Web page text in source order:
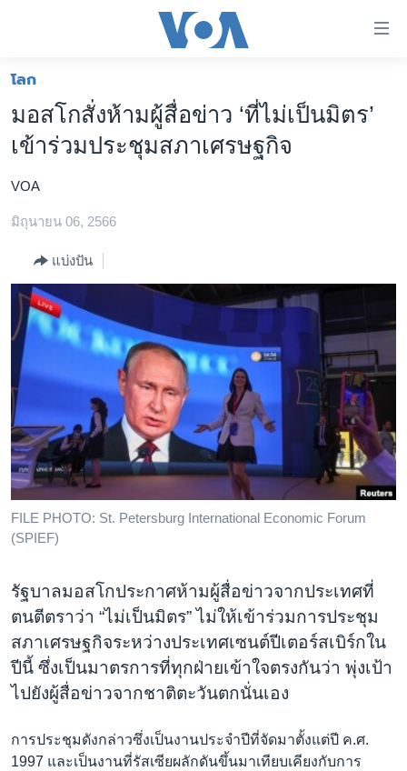
ต่อ
ไป
เนื้อหา
ข้าม
ไป
ข้าม
การ
ค้นหา
หน้าหลัก
โลก
เอเชีย
สหรัฐฯ
ไทย
ธุรกิจ
วิทยาศาสตร์
สังคมและสุขภาพ
ไลฟ์สไตล์
ตรวจสอบข่าว
เรียนรู้ภาษาอังกฤษ
พอดคาสต์
ติดตามเรา
เลือกภาษา
โลก
มอสโกสั่งห้ามผู้สื่อข่าว ‘ที่ไม่เป็นมิตร’
เข้าร่วมประชุมสภาเศรษฐกิจ
VOA
มิถุนายน 06, 2566
แบ่งปัน
FILE PHOTO: St. Petersburg International Economic Forum
(SPIEF)
รัฐบาลมอสโกประกาศห้ามผู้สื่อข่าวจากประเทศที่
ตนตีตราว่า “ไม่เป็นมิตร” ไม่ให้เข้าร่วมการประชุม
สภาเศรษฐกิจระหว่างประเทศเซนต์ปีเตอร์สเบิร์กใน
ปีนี้ ซึ่งเป็นมาตรการที่ทุกฝ่ายเข้าใจตรงกันว่า พุ่งเป้า
ไปยังผู้สื่อข่าวจากชาติตะวันตกนั่นเอง
การประชุมดังกล่าวซึ่งเป็นงานประจำปีที่จัดมาตั้งแต่ปี ค.ศ.
1997 และเป็นงานที่รัสเซียผลักดันขึ้นมาเทียบเคียงกับการ